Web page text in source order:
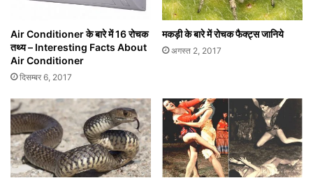
Air Conditioner के बारे में 16 रोचक
तथ्‍य – Interesting Facts About
Air Conditioner
दिसम्बर 6, 2017
मकड़ी के बारे में रोचक फैक्ट्स जानिये
अगस्त 2, 2017